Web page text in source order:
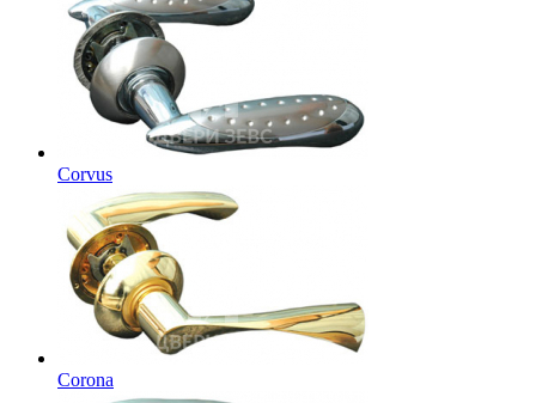
Corvus
Corona